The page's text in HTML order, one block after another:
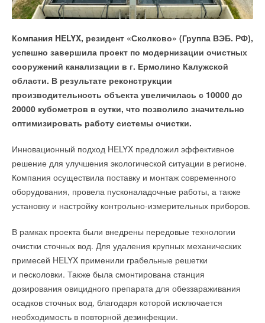
Компания HELYX, резидент «Сколково» (Группа ВЭБ. РФ),
успешно завершила проект по модернизации очистных
сооружений канализации в г. Ермолино Калужской
области. В результате реконструкции
производительность объекта увеличилась с 10000 до
20000 кубометров в сутки, что позволило значительно
оптимизировать работу системы очистки.
Инновационный подход HELYX предложил эффективное
решение для улучшения экологической ситуации в регионе.
Компания осуществила поставку и монтаж современного
оборудования, провела пусконаладочные работы, а также
установку и настройку контрольно-измерительных приборов.
В рамках проекта были внедрены передовые технологии
очистки сточных вод. Для удаления крупных механических
примесей HELYX применили грабельные решетки
и песколовки. Также была смонтирована станция
дозирования овицидного препарата для обеззараживания
осадков сточных вод, благодаря которой исключается
необходимость в повторной дезинфекции.
Специалисты Института химии Китайской академии наук
разработали «солнцезащитный крем» для
терять свои свойства и деформироваться под
воздействием ультрафиолета.
Как специалисты описали в научном журнале Joule,
перовскитные солнечные элементы со временем все хуже
накапливают и передают заряд из-за ультрафиолета. Под
его воздействием в перовските начинаются вредные
химические реакции, в результате которых в элементах
создается внутреннее механическое напряжение. Оно может
доходить почти до 70 мегапаскалей — как если бы
на каждый квадратный сантиметр батареи давило 700
кристаллическую решетку перовскита деформироваться.
Исследователи добавили к перовскиту молекулу эфира 6-
бромокумарин-3-карбоновой кислоты, или сокращенно
ВАЕЕ. Она способна снижать негативное воздействие
ультрафиолета на перовскит. Как показали эксперименты,
внутреннее напряжение, которые он возбуждает
Как передает АЗЕРТАДЖ, об этом сообщил журналистам
в Анкаре глава Управления по изменениям климата Турции
профессор Халил Хасар.
По его словам, новая экологическая модель будет учитывать
40 различных факторов окружающей среды, что позволит
прогнозировать влияние экологических процессов
на территории до 3 квадратных километров.
Турции в мире нет», — сказал Хасар, отметив, что
в современных условиях важно не только
противодействовать климатическим изменениям, но
и адаптироваться к меняющимся условиям окружающей
среды.
Он указал, что на данный момент в мире моделируются